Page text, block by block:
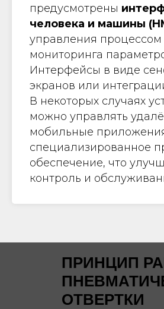
предусмотрены
человека и машины
управления процессом
мониторинга
Интерфейсы в виде
экранов или
В некоторых случаях
можно управлять
мобильные
специализированное
обеспечение, что
контроль и
ПРИНЦИП
ОТВЕРТКИ